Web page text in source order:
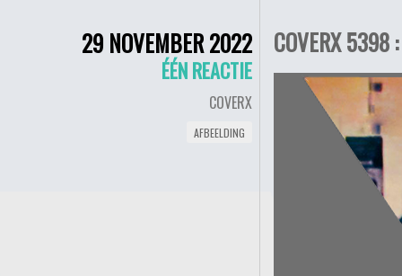
29 NOVEMBER 2022
ÉÉN REACTIE
COVERX
AFBEELDING
COVERX 5398